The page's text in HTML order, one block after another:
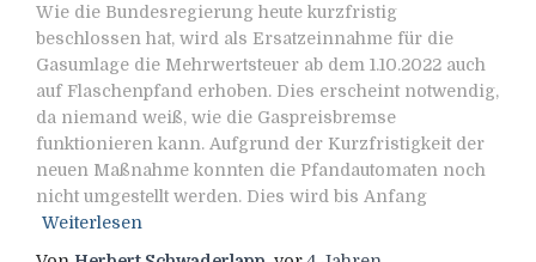
Wie die Bundesregierung heute kurzfristig
beschlossen hat, wird als Ersatzeinnahme für die
Gasumlage die Mehrwertsteuer ab dem 1.10.2022 auch
auf Flaschenpfand erhoben. Dies erscheint notwendig,
da niemand weiß, wie die Gaspreisbremse
funktionieren kann. Aufgrund der Kurzfristigkeit der
neuen Maßnahme konnten die Pfandautomaten noch
nicht umgestellt werden. Dies wird bis Anfang
Weiterlesen